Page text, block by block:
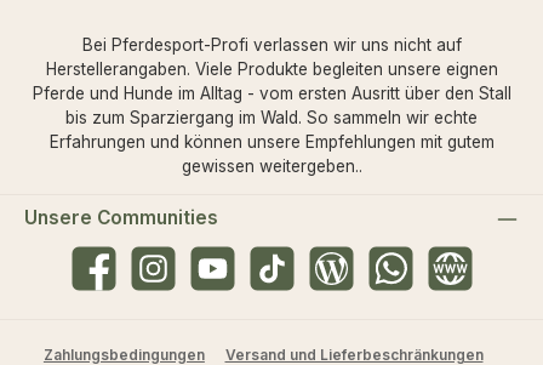
Bei Pferdesport-Profi verlassen wir uns nicht auf
Herstellerangaben. Viele Produkte begleiten unsere eignen
Pferde und Hunde im Alltag - vom ersten Ausritt über den Stall
bis zum Sparziergang im Wald. So sammeln wir echte
Erfahrungen und können unsere Empfehlungen mit gutem
gewissen weitergeben..
Unsere Communities
FacebookInstagramYouTube TikTok Blog WhatsAppWebsite
Zahlungsbedingungen
Versand und Lieferbeschränkungen